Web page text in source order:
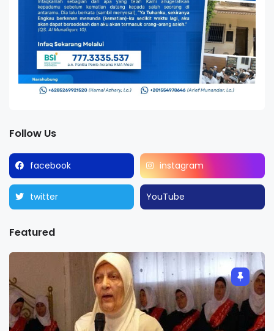
Follow Us
facebook instagram
twitter YouTube
Featured